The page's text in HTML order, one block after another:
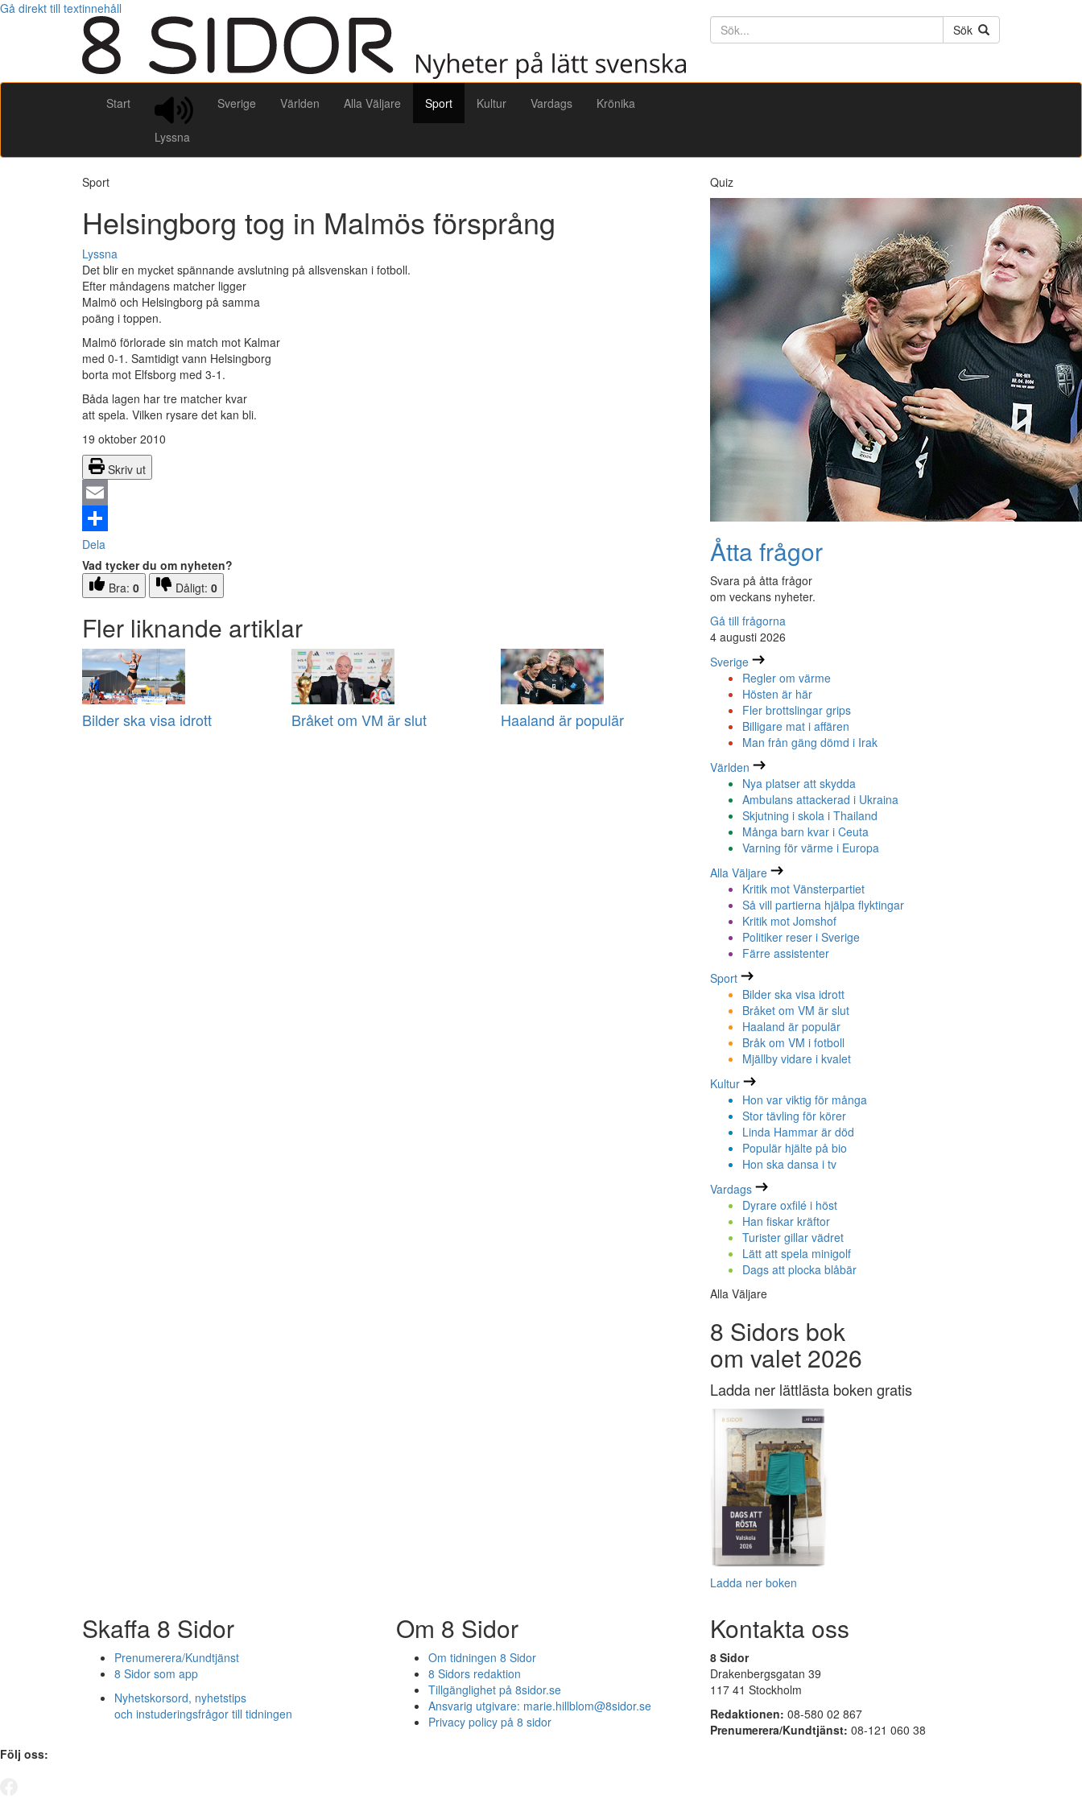
Gå direkt till textinnehåll
Söktext
Sök
Start
Lyssna
Sverige Världen Alla Väljare Sport Kultur Vardags Krönika
Sport
Helsingborg tog in Malmös försprång
Lyssna
Det blir en mycket spännande avslutning på allsvenskan i fotboll.
Efter måndagens matcher ligger
Malmö och Helsingborg på samma
poäng i toppen.
Malmö förlorade sin match mot Kalmar
med 0-1. Samtidigt vann Helsingborg
borta mot Elfsborg med 3-1.
Båda lagen har tre matcher kvar
att spela. Vilken rysare det kan bli.
19 oktober 2010
Skriv ut
Email
Dela
Vad tycker du om nyheten?
Bra: 0 Dåligt: 0
Fler liknande artiklar
Bilder ska visa idrott Bråket om VM är slut Haaland är populär
Quiz
Åtta frågor
Svara på åtta frågor
om veckans nyheter.
Gå till frågorna
4 augusti 2026
Sverige
Regler om värme
Hösten är här
Fler brottslingar grips
Billigare mat i affären
Man från gäng dömd i Irak
Världen
Nya platser att skydda
Ambulans attackerad i Ukraina
Skjutning i skola i Thailand
Många barn kvar i Ceuta
Varning för värme i Europa
Alla Väljare
Kritik mot Vänsterpartiet
Så vill partierna hjälpa flyktingar
Kritik mot Jomshof
Politiker reser i Sverige
Färre assistenter
Sport
Bilder ska visa idrott
Bråket om VM är slut
Haaland är populär
Bråk om VM i fotboll
Mjällby vidare i kvalet
Kultur
Hon var viktig för många
Stor tävling för körer
Linda Hammar är död
Populär hjälte på bio
Hon ska dansa i tv
Vardags
Dyrare oxfilé i höst
Han fiskar kräftor
Turister gillar vädret
Lätt att spela minigolf
Dags att plocka blåbär
Alla Väljare
8 Sidors bok
om valet 2026
Ladda ner lättlästa boken gratis
Ladda ner boken
Skaffa 8 Sidor
Prenumerera/Kundtjänst
8 Sidor som app
Nyhetskorsord, nyhetstips
och instuderingsfrågor till tidningen
Om 8 Sidor
Om tidningen 8 Sidor
8 Sidors redaktion
Tillgänglighet på 8sidor.se
Ansvarig utgivare: marie.hillblom@8sidor.se
Privacy policy på 8 sidor
Kontakta oss
8 Sidor
Drakenbergsgatan 39
117 41 Stockholm
Redaktionen: 08-580 02 867
Prenumerera/Kundtjänst: 08-121 060 38
Följ oss: